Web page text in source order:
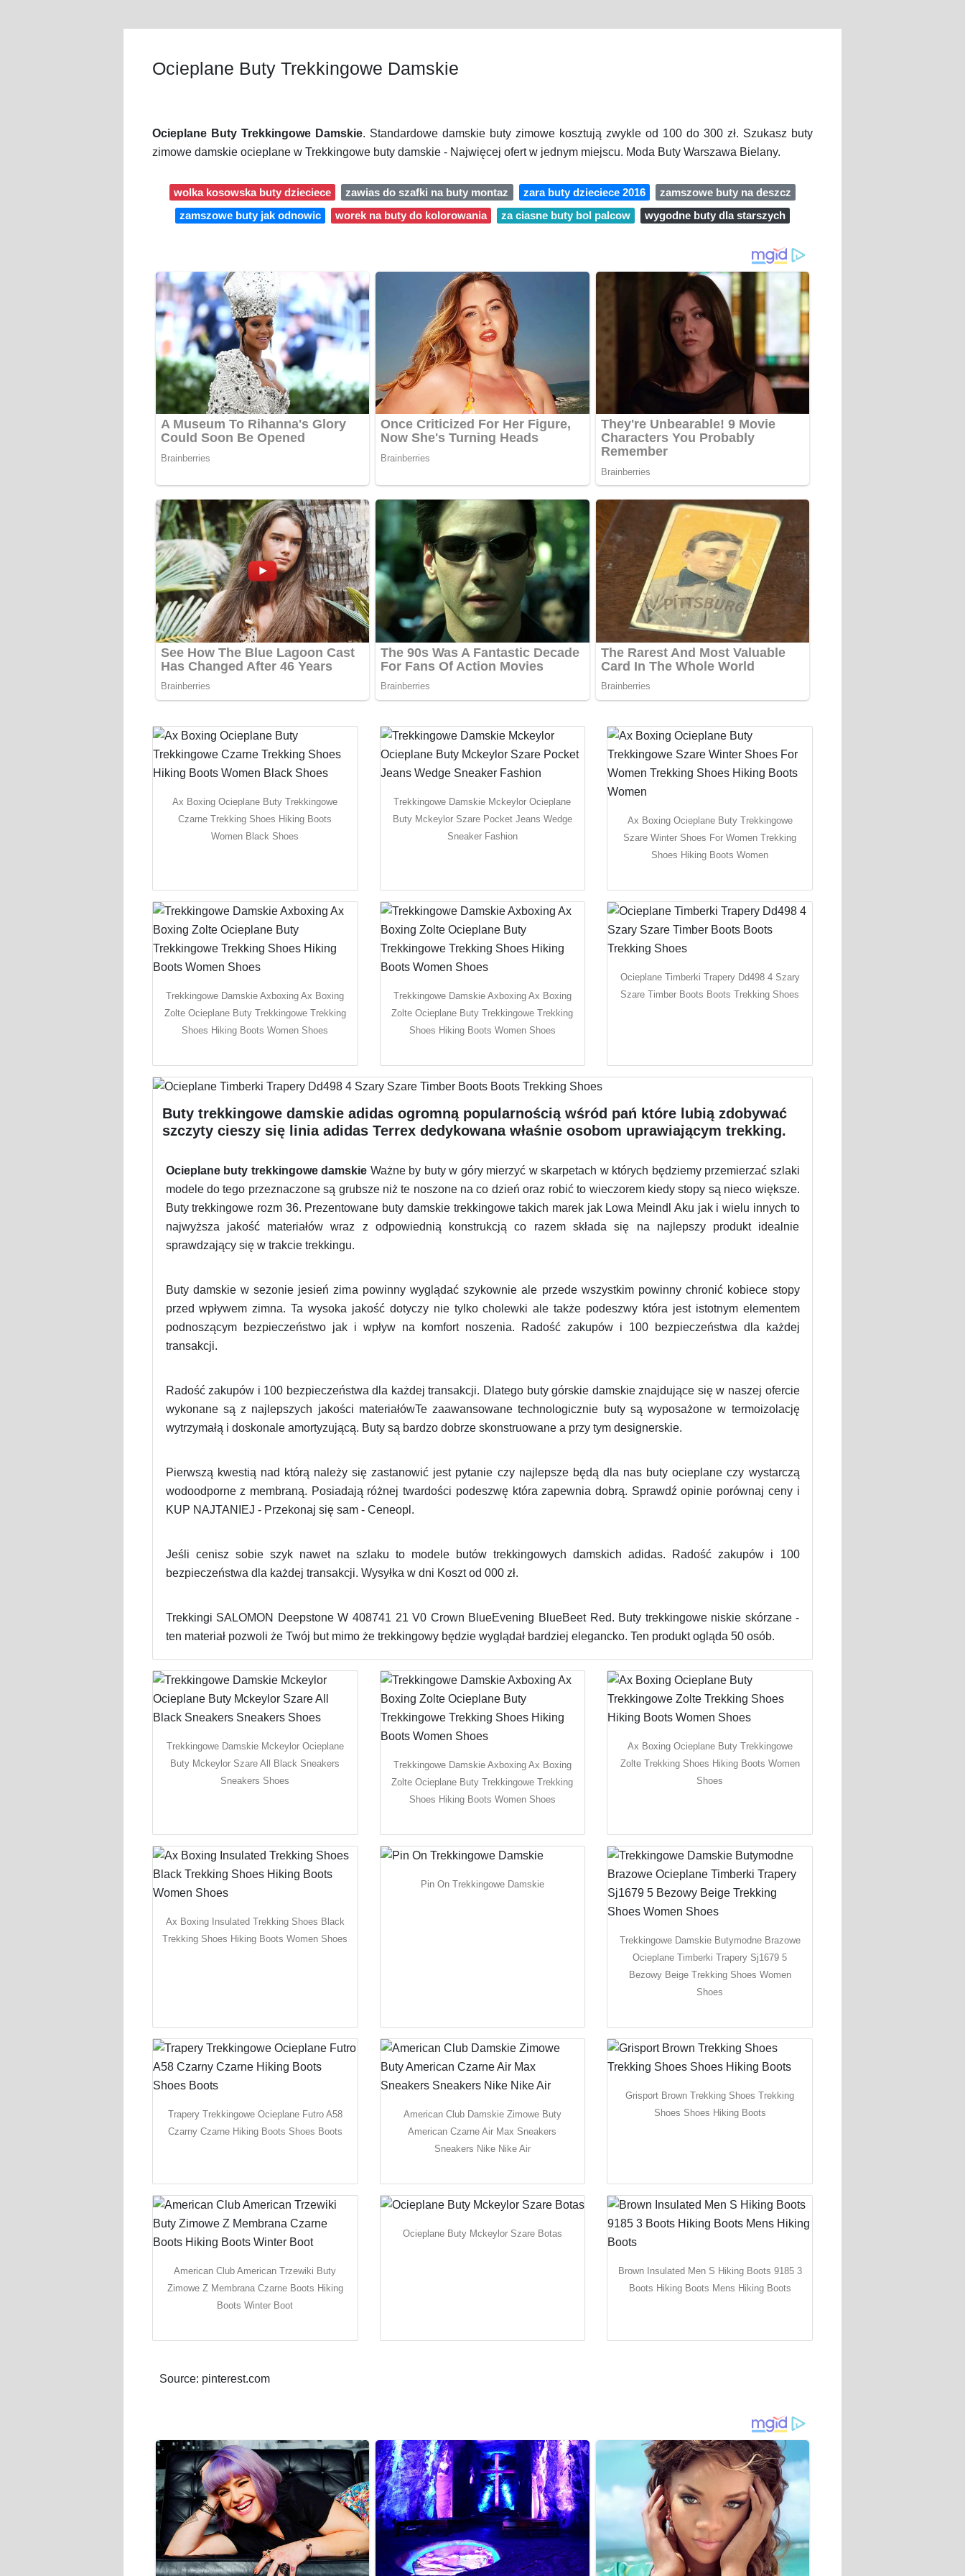
Ocieplane Buty Trekkingowe Damskie
Ocieplane Buty Trekkingowe Damskie. Standardowe damskie buty zimowe kosztują zwykle od 100 do 300 zł. Szukasz buty
zimowe damskie ocieplane w Trekkingowe buty damskie - Najwięcej ofert w jednym miejscu. Moda Buty Warszawa Bielany.
wolka kosowska buty dzieciece zawias do szafki na buty montaz zara buty dzieciece 2016
zamszowe buty na deszcz
zamszowe buty jak odnowic
worek na buty do kolorowania za ciasne buty bol palcow wygodne buty dla starszych
Ax Boxing Ocieplane Buty Trekkingowe
Czarne Trekking Shoes Hiking Boots
Women Black Shoes
Trekkingowe Damskie Mckeylor Ocieplane
Buty Mckeylor Szare Pocket Jeans Wedge
Sneaker Fashion
Ax Boxing Ocieplane Buty Trekkingowe
Szare Winter Shoes For Women Trekking
Shoes Hiking Boots Women
Trekkingowe Damskie Axboxing Ax Boxing
Zolte Ocieplane Buty Trekkingowe Trekking
Shoes Hiking Boots Women Shoes
Trekkingowe Damskie Axboxing Ax Boxing
Zolte Ocieplane Buty Trekkingowe Trekking
Shoes Hiking Boots Women Shoes
Ocieplane Timberki Trapery Dd498 4 Szary
Szare Timber Boots Boots Trekking Shoes
Buty trekkingowe damskie adidas ogromną popularnością wśród pań które lubią zdobywać
szczyty cieszy się linia adidas Terrex dedykowana właśnie osobom uprawiającym trekking.
Ocieplane buty trekkingowe damskie Ważne by buty w góry mierzyć w skarpetach w których będziemy przemierzać szlaki
modele do tego przeznaczone są grubsze niż te noszone na co dzień oraz robić to wieczorem kiedy stopy są nieco większe.
Buty trekkingowe rozm 36. Prezentowane buty damskie trekkingowe takich marek jak Lowa Meindl Aku jak i wielu innych to
najwyższa jakość materiałów wraz z odpowiednią konstrukcją co razem składa się na najlepszy produkt idealnie
sprawdzający się w trakcie trekkingu.
Buty damskie w sezonie jesień zima powinny wyglądać szykownie ale przede wszystkim powinny chronić kobiece stopy
przed wpływem zimna. Ta wysoka jakość dotyczy nie tylko cholewki ale także podeszwy która jest istotnym elementem
podnoszącym bezpieczeństwo jak i wpływ na komfort noszenia. Radość zakupów i 100 bezpieczeństwa dla każdej
transakcji.
Radość zakupów i 100 bezpieczeństwa dla każdej transakcji. Dlatego buty górskie damskie znajdujące się w naszej ofercie
wykonane są z najlepszych jakości materiałówTe zaawansowane technologicznie buty są wyposażone w termoizolację
wytrzymałą i doskonale amortyzującą. Buty są bardzo dobrze skonstruowane a przy tym designerskie.
Pierwszą kwestią nad którą należy się zastanowić jest pytanie czy najlepsze będą dla nas buty ocieplane czy wystarczą
wodoodporne z membraną. Posiadają różnej twardości podeszwę która zapewnia dobrą. Sprawdź opinie porównaj ceny i
KUP NAJTANIEJ - Przekonaj się sam - Ceneopl.
Jeśli cenisz sobie szyk nawet na szlaku to modele butów trekkingowych damskich adidas. Radość zakupów i 100
bezpieczeństwa dla każdej transakcji. Wysyłka w dni Koszt od 000 zł.
Trekkingi SALOMON Deepstone W 408741 21 V0 Crown BlueEvening BlueBeet Red. Buty trekkingowe niskie skórzane -
ten materiał pozwoli że Twój but mimo że trekkingowy będzie wyglądał bardziej elegancko. Ten produkt ogląda 50 osób.
Trekkingowe Damskie Mckeylor Ocieplane
Buty Mckeylor Szare All Black Sneakers
Sneakers Shoes
Trekkingowe Damskie Axboxing Ax Boxing
Zolte Ocieplane Buty Trekkingowe Trekking
Shoes Hiking Boots Women Shoes
Ax Boxing Ocieplane Buty Trekkingowe
Zolte Trekking Shoes Hiking Boots Women
Shoes
Ax Boxing Insulated Trekking Shoes Black
Trekking Shoes Hiking Boots Women Shoes
Pin On Trekkingowe Damskie
Trekkingowe Damskie Butymodne Brazowe
Ocieplane Timberki Trapery Sj1679 5
Bezowy Beige Trekking Shoes Women
Shoes
Trapery Trekkingowe Ocieplane Futro A58
Czarny Czarne Hiking Boots Shoes Boots
American Club Damskie Zimowe Buty
American Czarne Air Max Sneakers
Sneakers Nike Nike Air
Grisport Brown Trekking Shoes Trekking
Shoes Shoes Hiking Boots
American Club American Trzewiki Buty
Zimowe Z Membrana Czarne Boots Hiking
Boots Winter Boot
Ocieplane Buty Mckeylor Szare Botas
Brown Insulated Men S Hiking Boots 9185 3
Boots Hiking Boots Mens Hiking Boots
Source: pinterest.com